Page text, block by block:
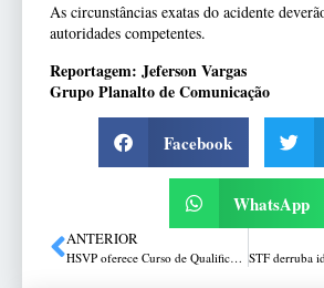
As circunstâncias exatas do acidente
autoridades competentes.
Reportagem: Jeferson Vargas
Grupo Planalto de Comunicação
Facebook
WhatsApp
ANTERIOR
HSVP oferece Curso de Qualificação em Ressonância Magnética